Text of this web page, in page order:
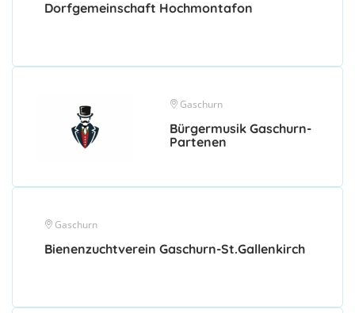
Dorfgemeinschaft Hochmontafon
Gaschurn
Bürgermusik Gaschurn-
Partenen
Gaschurn
Bienenzuchtverein Gaschurn-St.Gallenkirch